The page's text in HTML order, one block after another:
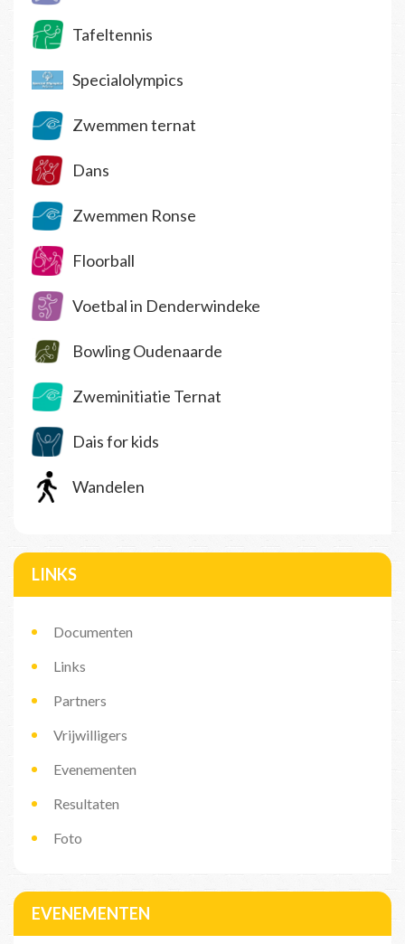
Tafeltennis
Specialolympics
Zwemmen ternat
Dans
Zwemmen Ronse
Floorball
Voetbal in Denderwindeke
Bowling Oudenaarde
Zweminitiatie Ternat
Dais for kids
Wandelen
LINKS
Documenten
Links
Partners
Vrijwilligers
Evenementen
Resultaten
Foto
EVENEMENTEN